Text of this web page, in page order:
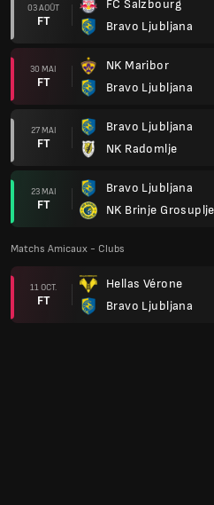
03 AOÛT
FT
FC Salzbourg
Bravo Ljubljana
30 MAI
FT
NK Maribor
Bravo Ljubljana
27 MAI
FT
Bravo Ljubljana
NK Radomlje
23 MAI
FT
Bravo Ljubljana
NK Brinje Grosuplje
Matchs Amicaux - Clubs
11 OCT.
FT
Hellas Vérone
Bravo Ljubljana